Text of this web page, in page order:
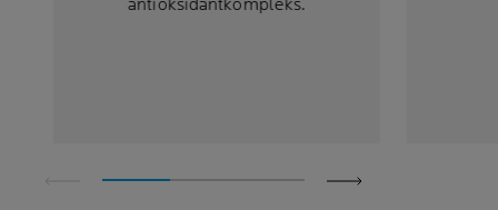
antioksidantkompleks.